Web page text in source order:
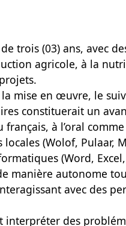
trois (03) ans, avec
agricole, à la
la mise en œuvre, le
constituerait un
à l’oral
locales (Wolof, Pulaar,
(Word,
manière autonome
avec des
interpréter des